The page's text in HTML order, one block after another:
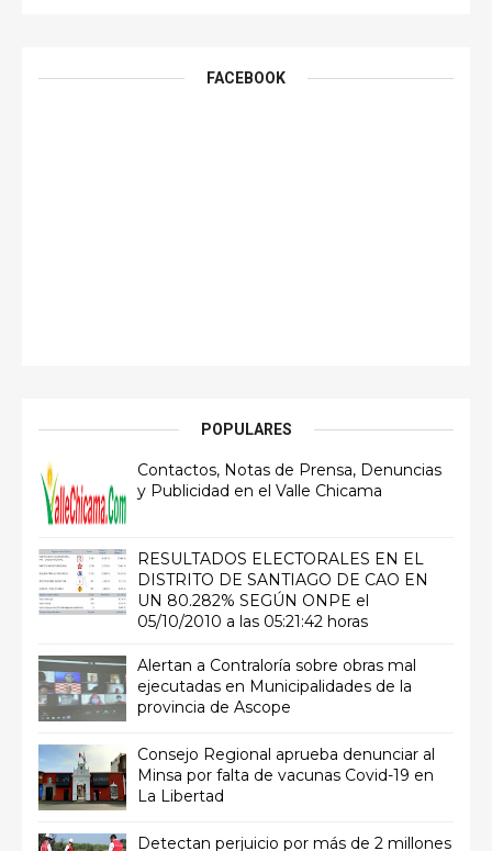
FACEBOOK
POPULARES
Contactos, Notas de Prensa, Denuncias
y Publicidad en el Valle Chicama
RESULTADOS ELECTORALES EN EL
DISTRITO DE SANTIAGO DE CAO EN
UN 80.282% SEGÚN ONPE el
05/10/2010 a las 05:21:42 horas
Alertan a Contraloría sobre obras mal
ejecutadas en Municipalidades de la
provincia de Ascope
Consejo Regional aprueba denunciar al
Minsa por falta de vacunas Covid-19 en
La Libertad
Detectan perjuicio por más de 2 millones